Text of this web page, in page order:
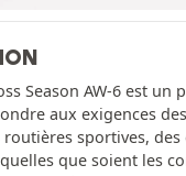
Season AW-6 est un
aux exigences
routières sportives, des
que soient les